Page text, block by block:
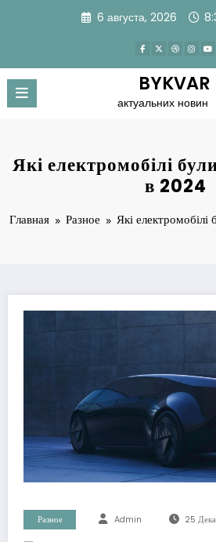
6 августа, 2026
BYKVAR
актуальних новин
Які електромобілі
в 2024
Главная Разное Які
Разное Admin 25